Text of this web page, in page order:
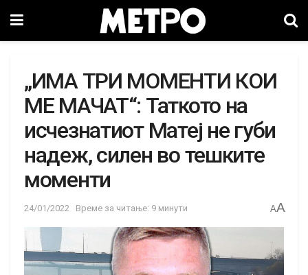
„ИМА ТРИ МОМЕНТИ КОИ
МЕ МАЧАТ“: Таткото на
исчезнатиот Матеј не губи
надеж, силен во тешките
моменти
24/01/2022 Време за читање: 9 минути AA